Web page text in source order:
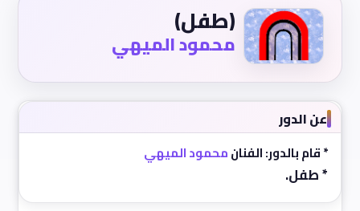
(طفل)
محمود الميهي
عن الدور
* قام بالدور: الفنانمحمود الميهي
* طفل.